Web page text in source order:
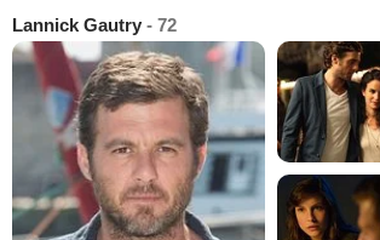
Lannick Gautry - 72